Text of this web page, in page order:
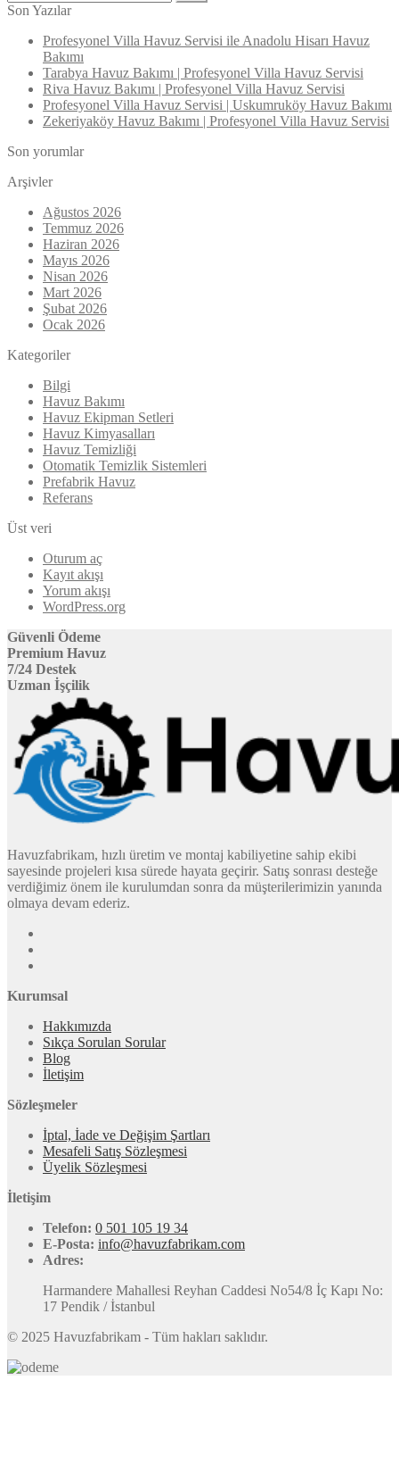
Son Yazılar
Profesyonel Villa Havuz Servisi ile Anadolu Hisarı Havuz
Bakımı
Tarabya Havuz Bakımı | Profesyonel Villa Havuz Servisi
Riva Havuz Bakımı | Profesyonel Villa Havuz Servisi
Profesyonel Villa Havuz Servisi | Uskumruköy Havuz Bakımı
Zekeriyaköy Havuz Bakımı | Profesyonel Villa Havuz Servisi
Son yorumlar
Arşivler
Ağustos 2026
Temmuz 2026
Haziran 2026
Mayıs 2026
Nisan 2026
Mart 2026
Şubat 2026
Ocak 2026
Kategoriler
Bilgi
Havuz Bakımı
Havuz Ekipman Setleri
Havuz Kimyasalları
Havuz Temizliği
Otomatik Temizlik Sistemleri
Prefabrik Havuz
Referans
Üst veri
Oturum aç
Kayıt akışı
Yorum akışı
WordPress.org
Güvenli Ödeme
Premium Havuz
7/24 Destek
Uzman İşçilik
Havuzfabrikam, hızlı üretim ve montaj kabiliyetine sahip ekibi
sayesinde projeleri kısa sürede hayata geçirir. Satış sonrası desteğe
verdiğimiz önem ile kurulumdan sonra da müşterilerimizin yanında
olmaya devam ederiz.
Kurumsal
Hakkımızda
Sıkça Sorulan Sorular
Blog
İletişim
Sözleşmeler
İptal, İade ve Değişim Şartları
Mesafeli Satış Sözleşmesi
Üyelik Sözleşmesi
İletişim
Telefon: 0 501 105 19 34
E-Posta: info@havuzfabrikam.com
Adres:
Harmandere Mahallesi Reyhan Caddesi No54/8 İç Kapı No:
17 Pendik / İstanbul
© 2025 Havuzfabrikam - Tüm hakları saklıdır.